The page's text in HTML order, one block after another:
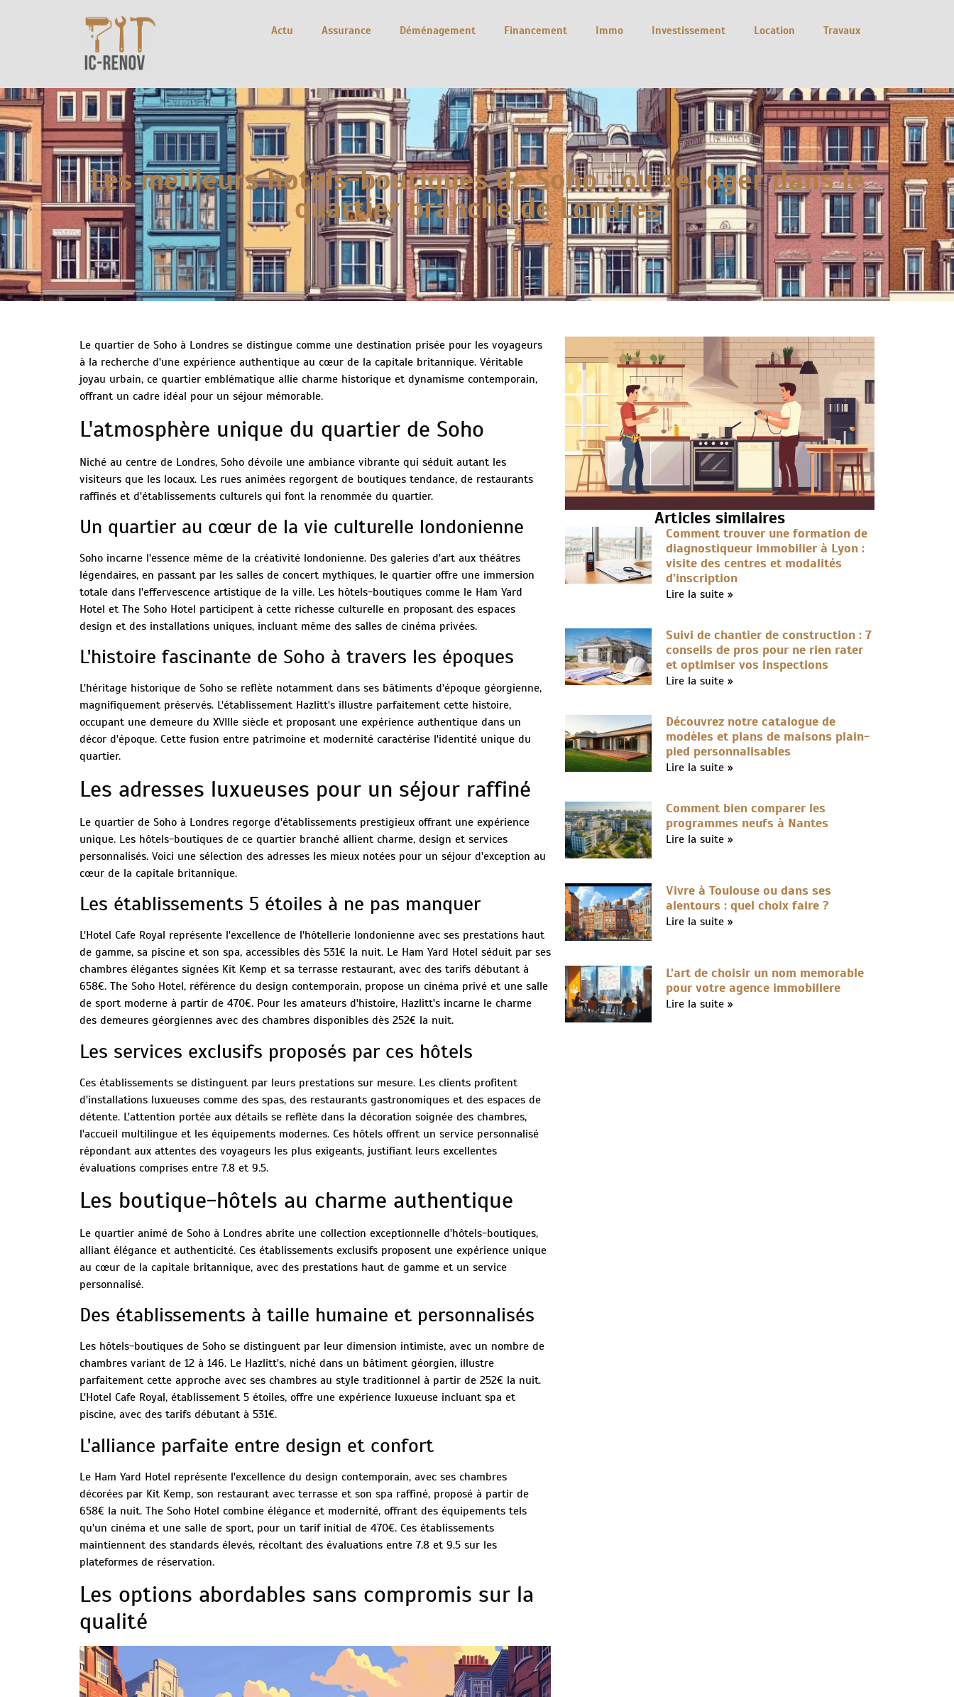
Actu Assurance Déménagement Financement Immo Investissement Location Travaux
Les meilleurs hotels-boutiques de Soho : ou se loger dans le
quartier branche de Londres
Le quartier de Soho à Londres se distingue comme une destination prisée pour les voyageurs
à la recherche d'une expérience authentique au cœur de la capitale britannique. Véritable
joyau urbain, ce quartier emblématique allie charme historique et dynamisme contemporain,
offrant un cadre idéal pour un séjour mémorable.
L'atmosphère unique du quartier de Soho
Niché au centre de Londres, Soho dévoile une ambiance vibrante qui séduit autant les
visiteurs que les locaux. Les rues animées regorgent de boutiques tendance, de restaurants
raffinés et d'établissements culturels qui font la renommée du quartier.
Un quartier au cœur de la vie culturelle londonienne
Soho incarne l'essence même de la créativité londonienne. Des galeries d'art aux théâtres
légendaires, en passant par les salles de concert mythiques, le quartier offre une immersion
totale dans l'effervescence artistique de la ville. Les hôtels-boutiques comme le Ham Yard
Hotel et The Soho Hotel participent à cette richesse culturelle en proposant des espaces
design et des installations uniques, incluant même des salles de cinéma privées.
L'histoire fascinante de Soho à travers les époques
L'héritage historique de Soho se reflète notamment dans ses bâtiments d'époque géorgienne,
magnifiquement préservés. L'établissement Hazlitt's illustre parfaitement cette histoire,
occupant une demeure du XVIIIe siècle et proposant une expérience authentique dans un
décor d'époque. Cette fusion entre patrimoine et modernité caractérise l'identité unique du
quartier.
Les adresses luxueuses pour un séjour raffiné
Le quartier de Soho à Londres regorge d'établissements prestigieux offrant une expérience
unique. Les hôtels-boutiques de ce quartier branché allient charme, design et services
personnalisés. Voici une sélection des adresses les mieux notées pour un séjour d'exception au
cœur de la capitale britannique.
Les établissements 5 étoiles à ne pas manquer
L'Hotel Cafe Royal représente l'excellence de l'hôtellerie londonienne avec ses prestations haut
de gamme, sa piscine et son spa, accessibles dès 531€ la nuit. Le Ham Yard Hotel séduit par ses
chambres élégantes signées Kit Kemp et sa terrasse restaurant, avec des tarifs débutant à
658€. The Soho Hotel, référence du design contemporain, propose un cinéma privé et une salle
de sport moderne à partir de 470€. Pour les amateurs d'histoire, Hazlitt's incarne le charme
des demeures géorgiennes avec des chambres disponibles dès 252€ la nuit.
Les services exclusifs proposés par ces hôtels
Ces établissements se distinguent par leurs prestations sur mesure. Les clients profitent
d'installations luxueuses comme des spas, des restaurants gastronomiques et des espaces de
détente. L'attention portée aux détails se reflète dans la décoration soignée des chambres,
l'accueil multilingue et les équipements modernes. Ces hôtels offrent un service personnalisé
répondant aux attentes des voyageurs les plus exigeants, justifiant leurs excellentes
évaluations comprises entre 7.8 et 9.5.
Les boutique-hôtels au charme authentique
Le quartier animé de Soho à Londres abrite une collection exceptionnelle d'hôtels-boutiques,
alliant élégance et authenticité. Ces établissements exclusifs proposent une expérience unique
au cœur de la capitale britannique, avec des prestations haut de gamme et un service
personnalisé.
Des établissements à taille humaine et personnalisés
Les hôtels-boutiques de Soho se distinguent par leur dimension intimiste, avec un nombre de
chambres variant de 12 à 146. Le Hazlitt's, niché dans un bâtiment géorgien, illustre
parfaitement cette approche avec ses chambres au style traditionnel à partir de 252€ la nuit.
L'Hotel Cafe Royal, établissement 5 étoiles, offre une expérience luxueuse incluant spa et
piscine, avec des tarifs débutant à 531€.
L'alliance parfaite entre design et confort
Le Ham Yard Hotel représente l'excellence du design contemporain, avec ses chambres
décorées par Kit Kemp, son restaurant avec terrasse et son spa raffiné, proposé à partir de
658€ la nuit. The Soho Hotel combine élégance et modernité, offrant des équipements tels
qu'un cinéma et une salle de sport, pour un tarif initial de 470€. Ces établissements
maintiennent des standards élevés, récoltant des évaluations entre 7.8 et 9.5 sur les
plateformes de réservation.
Les options abordables sans compromis sur la
qualité
Articles similaires
Comment trouver une formation de
diagnostiqueur immobilier à Lyon :
visite des centres et modalités
d’inscription
Lire la suite »
Suivi de chantier de construction : 7
conseils de pros pour ne rien rater
et optimiser vos inspections
Lire la suite »
Découvrez notre catalogue de
modèles et plans de maisons plain-
pied personnalisables
Lire la suite »
Comment bien comparer les
programmes neufs à Nantes
Lire la suite »
Vivre à Toulouse ou dans ses
alentours : quel choix faire ?
Lire la suite »
L’art de choisir un nom memorable
pour votre agence immobiliere
Lire la suite »